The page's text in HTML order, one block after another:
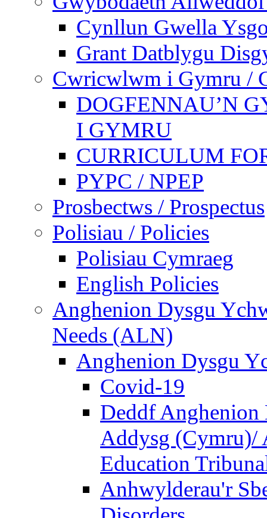
Cynllun Gwella
Grant Datblygu
Cwricwlwm i Gymru /
DOGFENNAU’N
I GYMRU
CURRICULUM
PYPC / NPEP
Prosbectws / Prospectus
Polisiau / Policies
Polisiau Cymraeg
English Policies
Anghenion Dysgu
Needs (ALN)
Anghenion Dysgu
Covid-19
Deddf
Addysg (Cymru)/
Education
Anhwylderau'r